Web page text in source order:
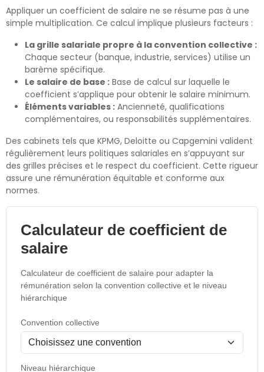
Appliquer un coefficient de salaire ne se résume pas à une
simple multiplication. Ce calcul implique plusieurs facteurs :
La grille salariale propre à la convention collective :
Chaque secteur (banque, industrie, services) utilise un
barème spécifique.
Le salaire de base : Base de calcul sur laquelle le
coefficient s’applique pour obtenir le salaire minimum.
Éléments variables : Ancienneté, qualifications
complémentaires, ou responsabilités supplémentaires.
Des cabinets tels que KPMG, Deloitte ou Capgemini valident
régulièrement leurs politiques salariales en s’appuyant sur
des grilles précises et le respect du coefficient. Cette rigueur
assure une rémunération équitable et conforme aux
normes.
Calculateur de coefficient de
salaire
Calculateur de coefficient de salaire pour adapter la
rémunération selon la convention collective et le niveau
hiérarchique
Convention collective
Niveau hiérarchique